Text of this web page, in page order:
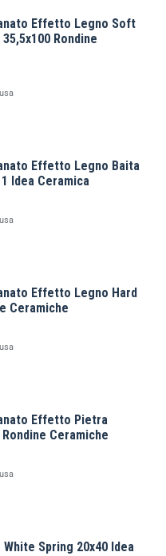
Effetto Legno Soft
Rondine
Effetto Legno Baita
Idea Ceramica
Effetto Legno Hard
Ceramiche
Effetto Pietra
Ceramiche
Spring 20x40 Idea